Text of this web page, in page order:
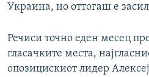
Украина, но оттогаш е
Речиси точно еден месец
гласачките места,
опозицискиот лидер